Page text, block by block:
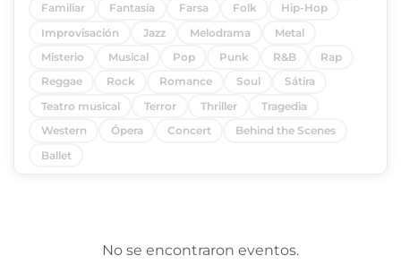
Familiar
Fantasía Farsa Folk
Hip-Hop
Improvisación
Jazz Melodrama
Metal
Misterio
Musical Pop Punk R&B
Rap
Reggae
Rock Romance Soul
Sátira
Teatro musical
Terror Thriller
Tragedia
Western
Ópera Concert
Behind the Scenes
Ballet
No se encontraron eventos.